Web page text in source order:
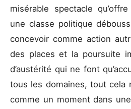
misérable spectacle
une classe politique
concevoir comme action
des places et la poursuite
d’austérité qui ne font
tous les domaines, tout cela
comme un moment dans